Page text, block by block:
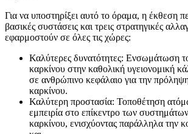
Για να υποστηρίξει αυτό το όραμα, η έκθεση
βασικές συστάσεις και τρεις στρατηγικές
εφαρμοστούν σε όλες τις χώρες:
Καλύτερες δυνατότητες: Ενσωμάτωση
καρκίνου στην καθολική υγειονομική
σε ανθρώπινο κεφάλαιο για την
καρκίνου.
Καλύτερη προστασία: Τοποθέτηση
εμπειρία στο επίκεντρο των
καρκίνου, ενισχύοντας παράλληλα την